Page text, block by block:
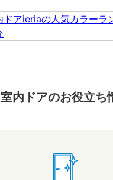
室内ドアのお役立ち